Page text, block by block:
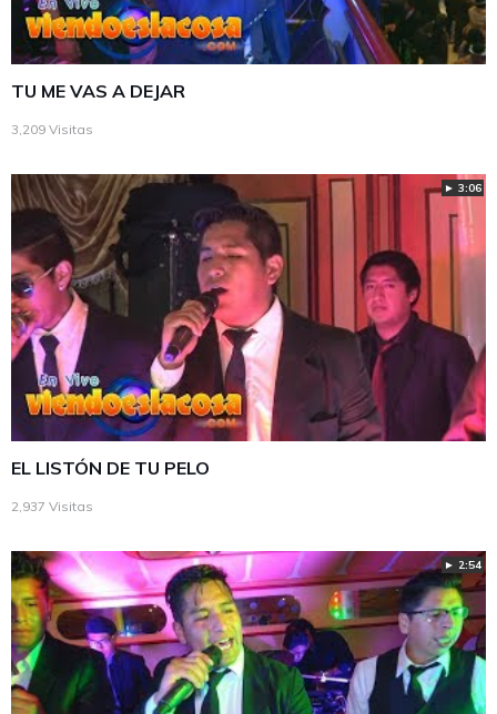
TU ME VAS A DEJAR
3,209 Visitas
► 3:06
EL LISTÓN DE TU PELO
2,937 Visitas
► 2:54